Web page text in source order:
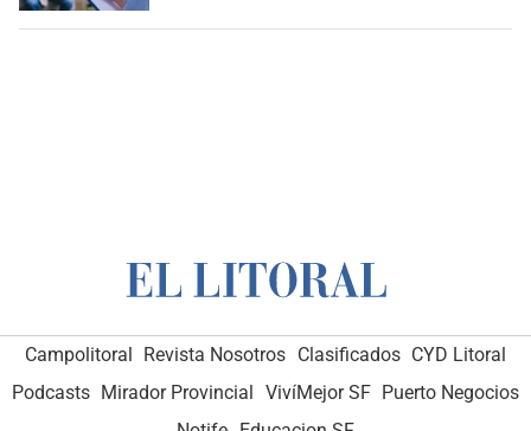
Campolitoral Revista Nosotros Clasificados CYD Litoral
Podcasts Mirador Provincial VivíMejor SF Puerto Negocios